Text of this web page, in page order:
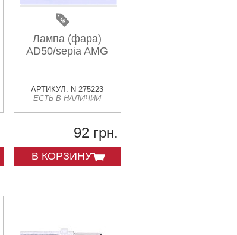
Лампа (фара)
AD50/sepia AMG
АРТИКУЛ: N-275223
ЕСТЬ В НАЛИЧИИ
92 грн.
В КОРЗИНУ